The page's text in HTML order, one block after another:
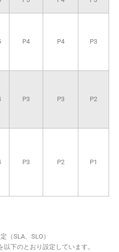
P4 P4 P3
P3 P3 P2
P3 P2 P1
（SLA、SLO）
下のとおり設定しています。